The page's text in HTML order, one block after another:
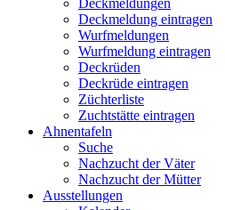
Deckmeldungen
Deckmeldung eintragen
Wurfmeldungen
Wurfmeldung eintragen
Deckrüden
Deckrüde eintragen
Züchterliste
Zuchtstätte eintragen
Ahnentafeln
Suche
Nachzucht der Väter
Nachzucht der Mütter
Ausstellungen